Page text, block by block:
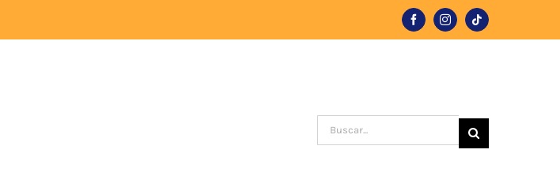
FacebookInstagramTiktok
Buscar: